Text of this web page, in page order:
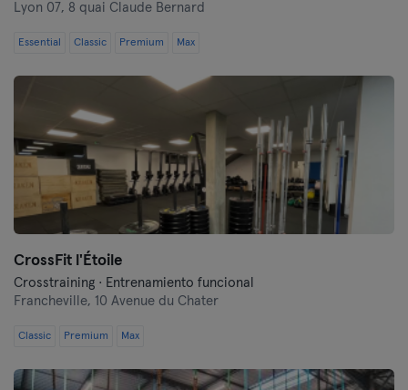
Lyon 07, 8 quai Claude Bernard
Essential Classic Premium Max
CrossFit l'Étoile
Crosstraining · Entrenamiento funcional
Francheville, 10 Avenue du Chater
Classic Premium Max